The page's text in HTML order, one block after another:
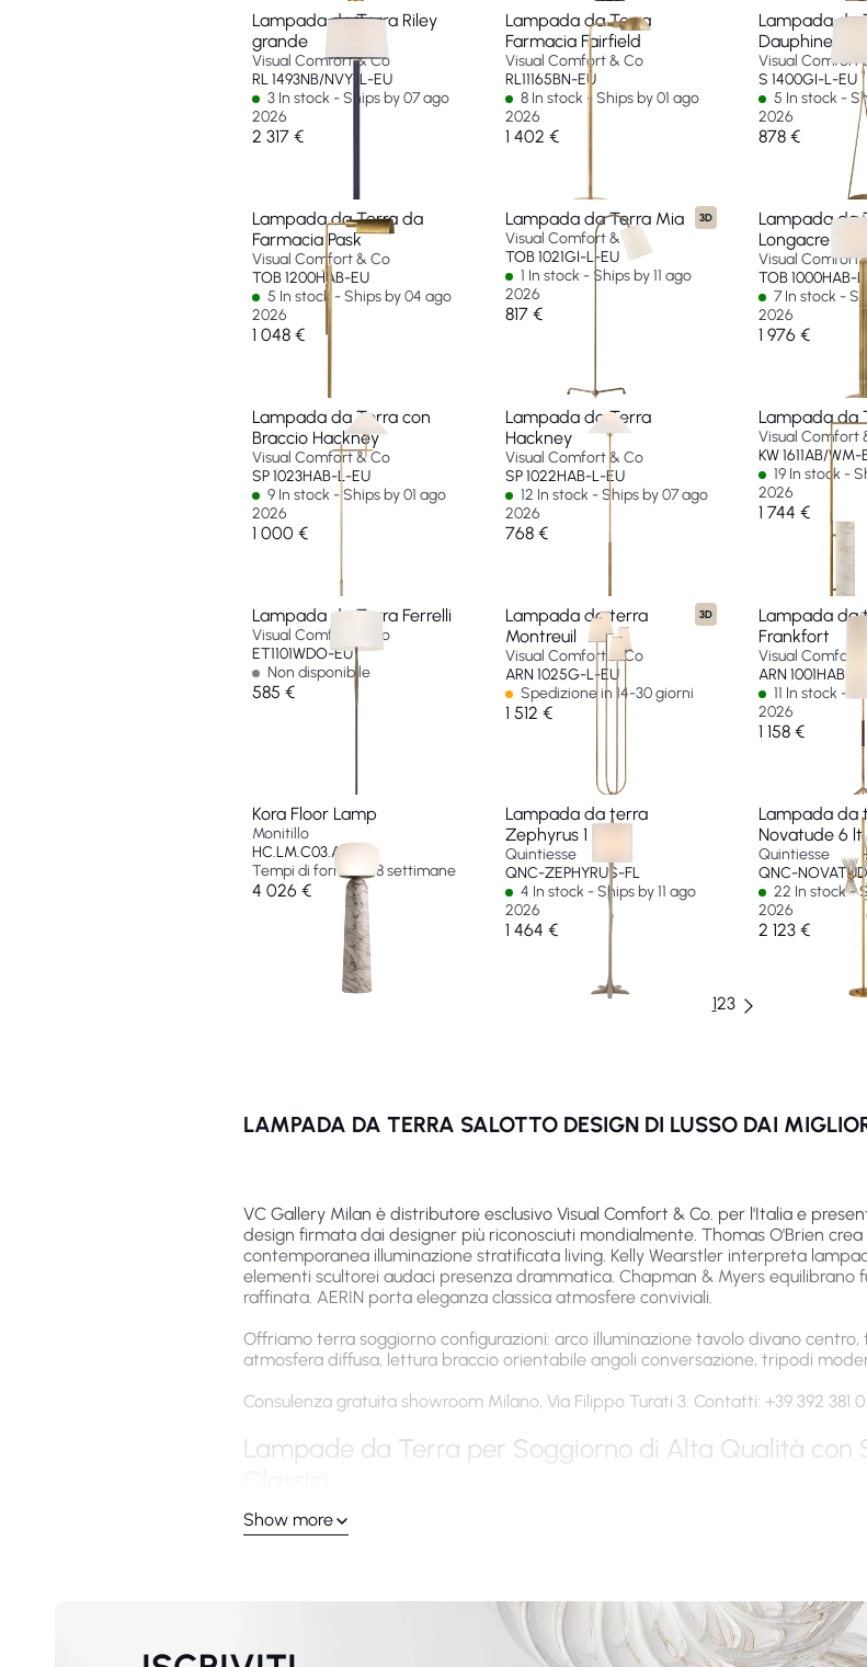
Lampada da Terra Riley
grande
Visual Comfort & Co
RL 1493NB/NVY-L-EU
3 In stock - Ships by 07 ago
2026
2 317 €
Lampada da Terra
Farmacia Fairfield
Visual Comfort & Co
RL11165BN-EU
8 In stock - Ships by 01 ago
2026
1 402 €
Lampada da
Dauphine
Visual Comfort
S 1400GI-L-EU
5 In stock -
2026
878 €
Lampada da Terra da
Farmacia Pask
Visual Comfort & Co
TOB 1200HAB-EU
5 In stock - Ships by 04 ago
2026
1 048 €
3D
Lampada da Terra Mia
Visual Comfort & Co
TOB 1021GI-L-EU
1 In stock - Ships by 11 ago
2026
817 €
Lampada da
Longacre
Visual Comfort
TOB 1000HAB-
7 In stock -
2026
1 976 €
Lampada da Terra con
Braccio Hackney
Visual Comfort & Co
SP 1023HAB-L-EU
9 In stock - Ships by 01 ago
2026
1 000 €
Lampada da Terra
Hackney
Visual Comfort & Co
SP 1022HAB-L-EU
12 In stock - Ships by 07 ago
2026
768 €
Lampada da
Visual Comfort
KW 1611AB/WM-
19 In stock -
2026
1 744 €
Lampada da Terra Ferrelli
Visual Comfort & Co
ET1101WDO-EU
Non disponibile
585 €
3D
Lampada da terra
Montreuil
Visual Comfort & Co
ARN 1025G-L-EU
Spedizione in 14-30 giorni
1 512 €
Lampada da
Frankfort
Visual Comfort
ARN 1001HAB-
11 In stock -
2026
1 158 €
Kora Floor Lamp
Monitillo
HC.LM.C03.A
Tempi di fornitura 8 settimane
4 026 €
Lampada da terra
Zephyrus 1 lt
Quintiesse
QNC-ZEPHYRUS-FL
4 In stock - Ships by 11 ago
2026
1 464 €
Lampada da
Novatude 6 lt
Quintiesse
QNC-
22 In stock -
2026
2 123 €
123
LAMPADA DA TERRA SALOTTO DESIGN DI LUSSO DAI
VC Gallery Milan è distributore esclusivo Visual Comfort & Co. per l'Italia e
design firmata dai designer più riconosciuti mondialmente. Thomas O'Brien
contemporanea illuminazione stratificata living. Kelly Wearstler interpreta
elementi scultorei audaci presenza drammatica. Chapman & Myers equilibrano
raffinata. AERIN porta eleganza classica atmosfere conviviali.
Offriamo terra soggiorno configurazioni: arco illuminazione tavolo divano
atmosfera diffusa, lettura braccio orientabile angoli conversazione, tripodi
Consulenza gratuita showroom Milano, Via Filippo Turati 3. Contatti: +39 392 381
Lampade da Terra per Soggiorno di Alta Qualità con
Ogni lampade per soggiorno da terra collezione VC Gallery Milan è costruita
rovere trattamenti naturali calore organico, acciaio strutture portanti resistenza
paralumi lino seta tessuti premium diffusione ottimale.
Show more